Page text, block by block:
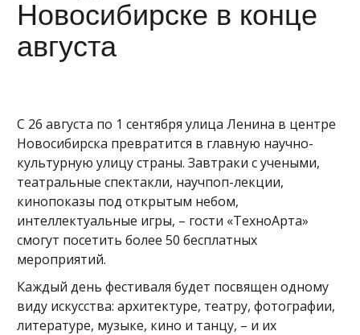
Новосибирске в конце
августа
С 26 августа по 1 сентября улица Ленина в центре
Новосибирска превратится в главную научно-
культурную улицу страны. Завтраки с учеными,
театральные спектакли, научпоп-лекции,
кинопоказы под открытым небом,
интеллектуальные игры, – гости «ТехноАрта»
смогут посетить более 50 бесплатных
мероприятий.
Каждый день фестиваля будет посвящен одному
виду искусства: архитектуре, театру, фотографии,
литературе, музыке, кино и танцу, – и их